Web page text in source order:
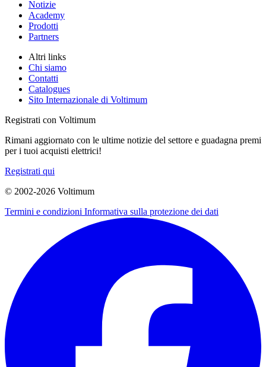
Notizie
Academy
Prodotti
Partners
Altri links
Chi siamo
Contatti
Catalogues
Sito Internazionale di Voltimum
Registrati con Voltimum
Rimani aggiornato con le ultime notizie del settore e guadagna premi
per i tuoi acquisti elettrici!
Registrati qui
© 2002-2026 Voltimum
Termini e condizioni Informativa sulla protezione dei dati